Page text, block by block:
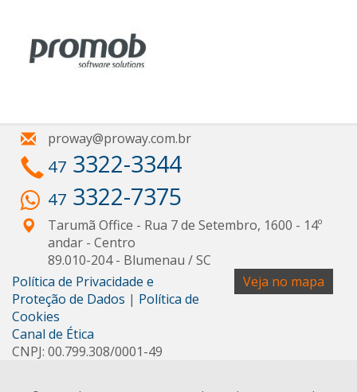
proway@proway.com.br
47 3322-3344
47 3322-7375
Tarumã Office - Rua 7 de Setembro, 1600 - 14º
andar - Centro
89.010-204- Blumenau /SC
Veja no mapa
Política de Privacidade e
Proteção de Dados | Política de
Cookies
Canal de Ética
CNPJ: 00.799.308/0001-49